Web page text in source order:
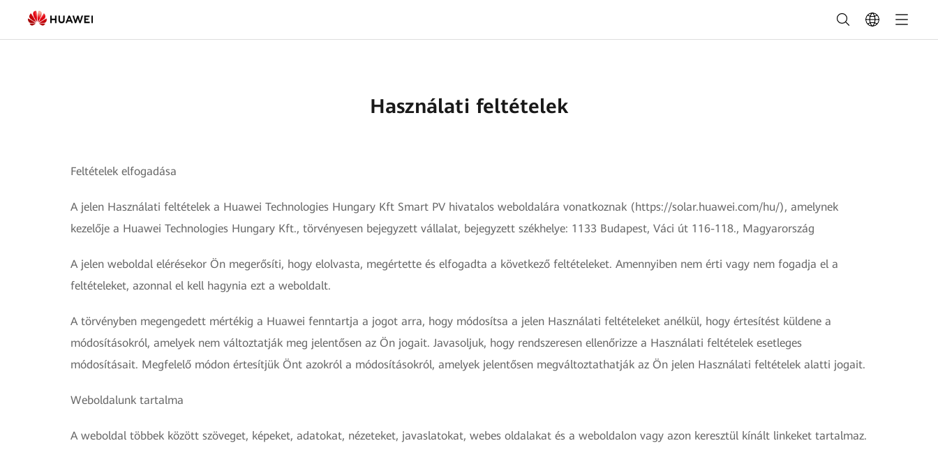
Használati
feltételek
Használati feltételek
Feltételek elfogadása
A jelen Használati feltételek a Huawei Technologies Hungary Kft Smart PV hivatalos weboldalára vonatkoznak (https://solar.huawei.com/hu/), amelynek
kezelője a Huawei Technologies Hungary Kft., törvényesen bejegyzett vállalat, bejegyzett székhelye: 1133 Budapest, Váci út 116-118., Magyarország
A jelen weboldal elérésekor Ön megerősíti, hogy elolvasta, megértette és elfogadta a következő feltételeket. Amennyiben nem érti vagy nem fogadja el a
feltételeket, azonnal el kell hagynia ezt a weboldalt.
A törvényben megengedett mértékig a Huawei fenntartja a jogot arra, hogy módosítsa a jelen Használati feltételeket anélkül, hogy értesítést küldene a
módosításokról, amelyek nem változtatják meg jelentősen az Ön jogait. Javasoljuk, hogy rendszeresen ellenőrizze a Használati feltételek esetleges
módosításait. Megfelelő módon értesítjük Önt azokról a módosításokról, amelyek jelentősen megváltoztathatják az Ön jelen Használati feltételek alatti jogait.
Weboldalunk tartalma
A weboldal többek között szöveget, képeket, adatokat, nézeteket, javaslatokat, webes oldalakat és a weboldalon vagy azon keresztül kínált linkeket tartalmaz.